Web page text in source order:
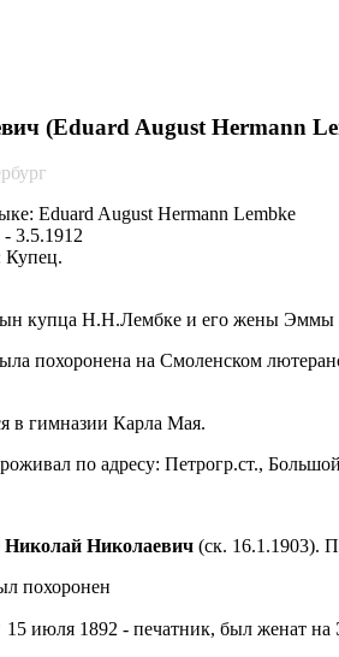
(Eduard August Hermann
Eduard August Hermann Lembke
3.5.1912
Купец.
купца Н.Н.Лембке и его жены
похоронена на Смоленском
в гимназии Карла Мая.
по адресу: Петрогр.ст.,
Николай Николаевич (ск. 16.1.1903).
похоронен
15 июля 1892 - печатник, был женат на